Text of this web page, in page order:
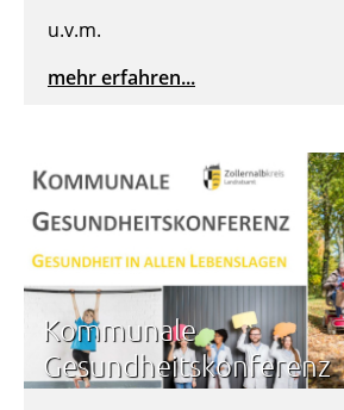
u.v.m.
mehr erfahren...
Kommunale
Gesundheitskonferenz